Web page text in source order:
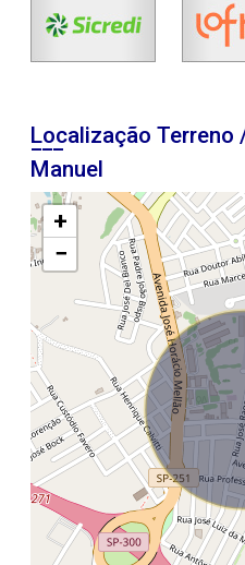
Localização Terreno
Manuel
+
−